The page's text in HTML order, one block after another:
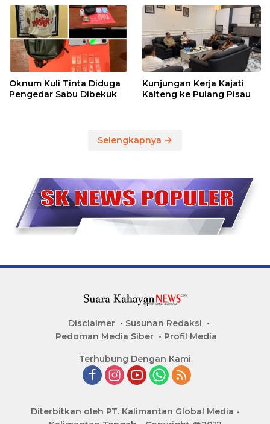
Oknum Kuli Tinta Diduga
Pengedar Sabu Dibekuk
Kunjungan Kerja Kajati
Kalteng ke Pulang Pisau
Selengkapnya
Disclaimer
Susunan Redaksi
Pedoman Media Siber
Profil Media
Terhubung Dengan Kami
Diterbitkan oleh PT. Kalimantan Global Media -